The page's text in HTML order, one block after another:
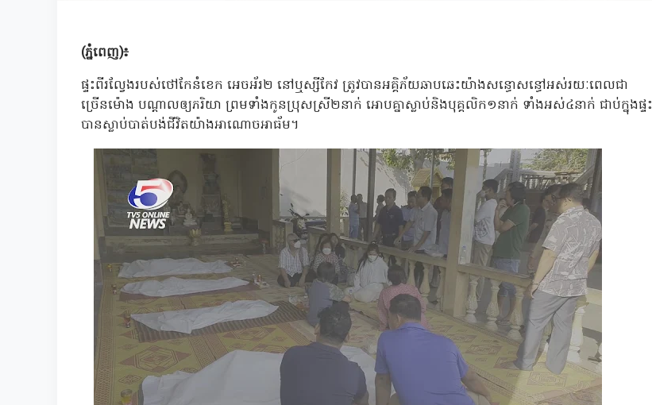
(ភ្នំពេញ)៖
ផ្ទះពីរល្វែងរបស់ថៅកែនំខេក អេចអ័រ២ នៅឬស្សីកែវ ត្រូវបានអគ្គិភ័យឆាបឆេះយ៉ាងសន្ធោសន្ធៅអស់រយៈពេលជា
ច្រើនម៉ោង បណ្ដាលឲ្យភរិយា ព្រមទាំងកូនប្រុសស្រី២នាក់ អោបគ្នាស្លាប់និងបុគ្គលិក១នាក់ ទាំងអស់៤នាក់ ជាប់ក្នុងផ្ទះ
បានស្លាប់បាត់បង់ជីវិតយ៉ាងអាណោចអាធ័ម។